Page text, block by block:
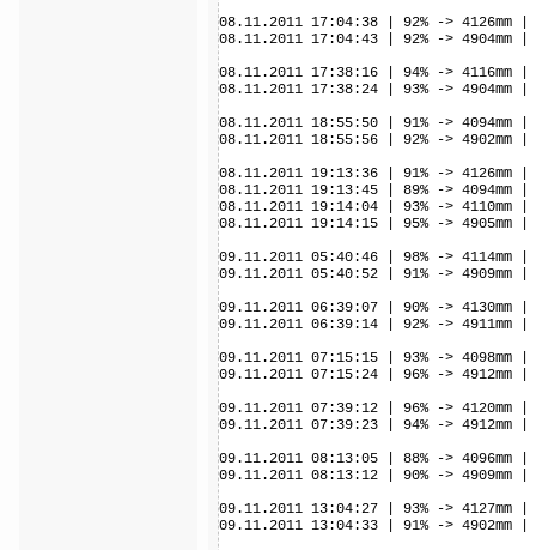
08.11.2011 17:04:38 | 92% -> 4126mm |
08.11.2011 17:04:43 | 92% -> 4904mm |
08.11.2011 17:38:16 | 94% -> 4116mm |
08.11.2011 17:38:24 | 93% -> 4904mm |
08.11.2011 18:55:50 | 91% -> 4094mm |
08.11.2011 18:55:56 | 92% -> 4902mm |
08.11.2011 19:13:36 | 91% -> 4126mm |
08.11.2011 19:13:45 | 89% -> 4094mm |
08.11.2011 19:14:04 | 93% -> 4110mm |
08.11.2011 19:14:15 | 95% -> 4905mm |
09.11.2011 05:40:46 | 98% -> 4114mm |
09.11.2011 05:40:52 | 91% -> 4909mm |
09.11.2011 06:39:07 | 90% -> 4130mm |
09.11.2011 06:39:14 | 92% -> 4911mm |
09.11.2011 07:15:15 | 93% -> 4098mm |
09.11.2011 07:15:24 | 96% -> 4912mm |
09.11.2011 07:39:12 | 96% -> 4120mm |
09.11.2011 07:39:23 | 94% -> 4912mm |
09.11.2011 08:13:05 | 88% -> 4096mm |
09.11.2011 08:13:12 | 90% -> 4909mm |
09.11.2011 13:04:27 | 93% -> 4127mm |
09.11.2011 13:04:33 | 91% -> 4902mm |